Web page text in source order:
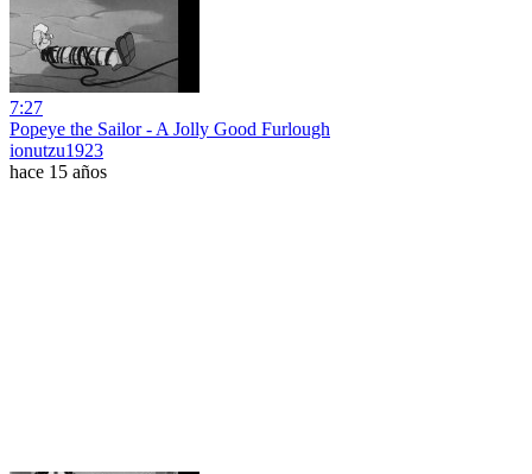
7:27
Popeye the Sailor - A Jolly Good Furlough
ionutzu1923
hace 15 años